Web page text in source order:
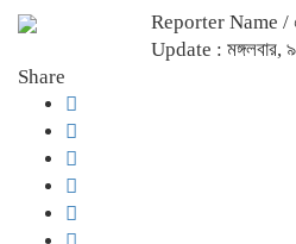
Reporter Name /
Update : মঙ্গলবার,
Share